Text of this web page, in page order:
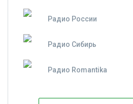
Радио России
Радио Сибирь
Радио Romantika